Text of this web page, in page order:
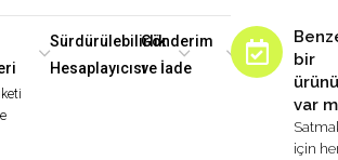
Sürdürülebilirlik
Hesaplayıcısı
Gönderim
ve İade
bir
var
için